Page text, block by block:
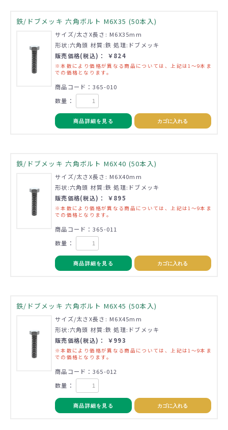
鉄/ドブメッキ 六角ボルト M6X35 (50本入)
サイズ/太さX長さ: M6X35mm
形状:六角頭 材質:鉄 処理:ドブメッキ
販売価格(税込)： ￥824
※本数により価格が異なる商品については、上記は1～9本ま
での価格となります。
商品コード：365-010
数量：
商品詳細を見る カゴに入れる
鉄/ドブメッキ 六角ボルト M6X40 (50本入)
サイズ/太さX長さ: M6X40mm
形状:六角頭 材質:鉄 処理:ドブメッキ
販売価格(税込)： ￥895
※本数により価格が異なる商品については、上記は1～9本ま
での価格となります。
商品コード：365-011
数量：
商品詳細を見る カゴに入れる
鉄/ドブメッキ 六角ボルト M6X45 (50本入)
サイズ/太さX長さ: M6X45mm
形状:六角頭 材質:鉄 処理:ドブメッキ
販売価格(税込)： ￥993
※本数により価格が異なる商品については、上記は1～9本ま
での価格となります。
商品コード：365-012
数量：
商品詳細を見る カゴに入れる